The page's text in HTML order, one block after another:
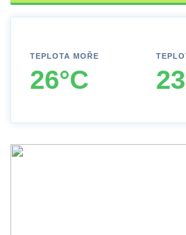
TEPLOTA MOŘE
26°C